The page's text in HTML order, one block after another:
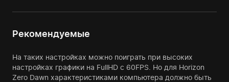
Рекомендуемые
На таких настройках можно поиграть при высоких
настройках графики на FullHD с 60FPS. Но для Horizon
Zero Dawn характеристиками компьютера должно быть